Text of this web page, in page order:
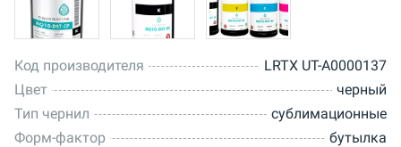
Код производителя
LRTX UT-A0000137
Цвет
черный
Тип чернил
сублимационные
Форм-фактор
бутылка